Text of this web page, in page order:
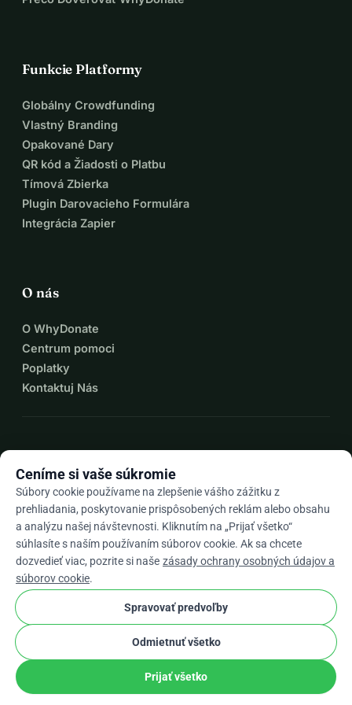
⚕️ Zdieľaná logistická a zdravotná podpora
Každý príspevok pomáha — či už ide o 10 € alebo 100 €.
Spoločne robíme túto delegáciu možnou.
Spoločne ukazujeme, že Holandsko stojí za
spravodlivosťou.
📢 Pridajte sa k hnutiu. Podporte pochod. Podporujte ľudí.
Funkcie Platformy
Globálny Crowdfunding
Vlastný Branding
Opakované Dary
QR kód a Žiadosti o Platbu
Tímová Zbierka
Plugin Darovacieho Formulára
Integrácia Zapier
O nás
O WhyDonate
Centrum pomoci
Poplatky
Kontaktuj Nás
Skarrow_drop_down
★★★★★4,9 / 5 na základe 500+ recenzií
WhyDonate
Súkromie a cookies
Obchodné podmienky
stripe checkOverený Partner
Ceníme si vaše súkromie
Súbory cookie používame na zlepšenie vášho zážitku z
prehliadania, poskytovanie prispôsobených reklám alebo obsahu
a analýzu našej návštevnosti. Kliknutím na „Prijať všetko“
súhlasíte s naším používaním súborov cookie. Ak sa chcete
dozvedieť viac, pozrite si naše zásady ochrany osobných údajov a
súborov cookie.
Spravovať predvoľby
Odmietnuť všetko
Prijať všetko